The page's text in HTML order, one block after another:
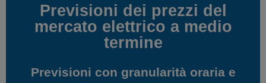
Previsioni dei prezzi del
mercato elettrico a medio
termine
Previsioni con granularità oraria e
Previsioni dei prezzi del
mercato elettrico a medio
termine
Previsioni con granularità oraria e